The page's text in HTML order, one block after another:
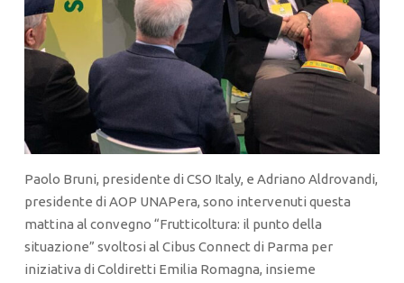
Paolo Bruni, presidente di CSO Italy, e Adriano Aldrovandi,
presidente di AOP UNAPera, sono intervenuti questa
mattina al convegno “Frutticoltura: il punto della
situazione” svoltosi al Cibus Connect di Parma per
iniziativa di Coldiretti Emilia Romagna, insieme